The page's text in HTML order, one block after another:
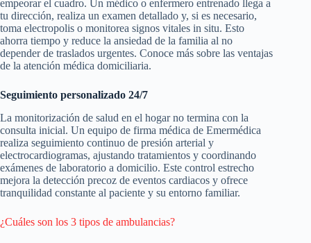
empeorar el cuadro. Un médico o enfermero entrenado llega a
tu dirección, realiza un examen detallado y, si es necesario,
toma electropolis o monitorea signos vitales in situ. Esto
ahorra tiempo y reduce la ansiedad de la familia al no
depender de traslados urgentes. Conoce más sobre las ventajas
de la atención médica domiciliaria.
Seguimiento personalizado 24/7
La monitorización de salud en el hogar no termina con la
consulta inicial. Un equipo de firma médica de Emermédica
realiza seguimiento continuo de presión arterial y
electrocardiogramas, ajustando tratamientos y coordinando
exámenes de laboratorio a domicilio. Este control estrecho
mejora la detección precoz de eventos cardiacos y ofrece
tranquilidad constante al paciente y su entorno familiar.
¿Cuáles son los 3 tipos de ambulancias?